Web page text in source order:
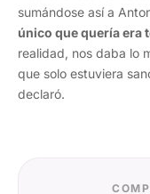
sumándose así a
único que quería era
realidad, nos daba lo
que solo estuviera
declaró.